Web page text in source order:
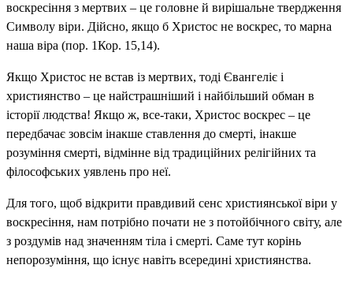
воскресіння з мертвих – це головне й вирішальне твердження
Символу віри. Дійсно, якщо б Христос не воскрес, то марна
наша віра (пор. 1Кор. 15,14).
Якщо Христос не встав із мертвих, тоді Євангеліє і
християнство – це найстрашніший і найбільший обман в
історії людства! Якщо ж, все-таки, Христос воскрес – це
передбачає зовсім інакше ставлення до смерті, інакше
розуміння смерті, відмінне від традиційних релігійних та
філософських уявлень про неї.
Для того, щоб відкрити правдивий сенс християнської віри у
воскресіння, нам потрібно почати не з потойбічного світу, але
з роздумів над значенням тіла і смерті. Саме тут корінь
непорозуміння, що існує навіть всередині християнства.